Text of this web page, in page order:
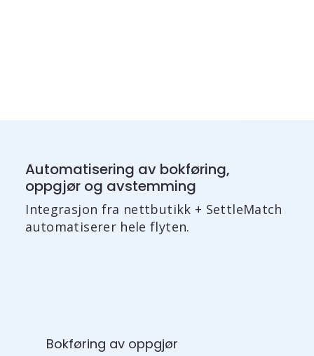
Bokføring av oppgjør
Automatisering av bokføring,
oppgjør og avstemming
Integrasjon fra nettbutikk + SettleMatch
automatiserer hele flyten.